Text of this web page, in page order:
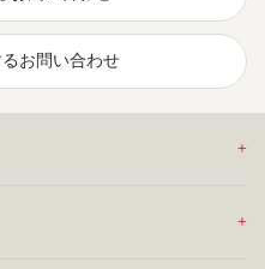
お問い合わせ